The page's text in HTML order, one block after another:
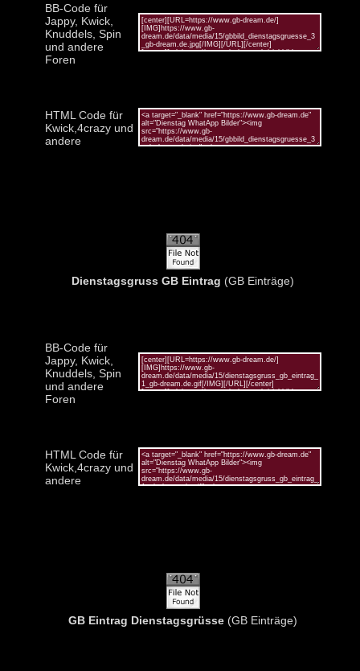
BB-Code für
Jappy, Kwick,
Knuddels, Spin
und andere
Foren
HTML Code für
Kwick,4crazy und
andere
Dienstagsgruss GB Eintrag (GB Einträge)
BB-Code für
Jappy, Kwick,
Knuddels, Spin
und andere
Foren
HTML Code für
Kwick,4crazy und
andere
GB Eintrag Dienstagsgrüsse (GB Einträge)